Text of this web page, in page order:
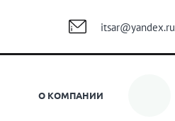
itsar@yandex.ru
О КОМПАНИИ